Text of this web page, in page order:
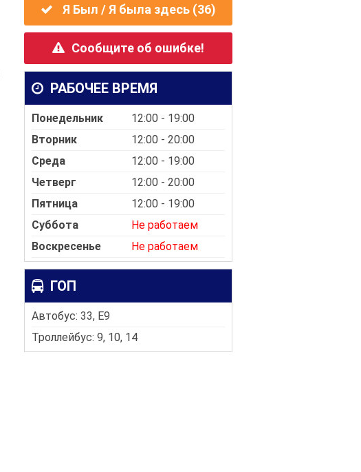
Я Был / Я была здесь (36)
Сообщите об ошибке!
РАБОЧЕЕ ВРЕМЯ
Понедельник
12:00 - 19:00
Вторник
12:00 - 20:00
Среда
12:00 - 19:00
Четверг
12:00 - 20:00
Пятница
12:00 - 19:00
Суббота
Не работаем
Воскресенье
Не работаем
ГОП
Автобус: 33, E9
Троллейбус: 9, 10, 14